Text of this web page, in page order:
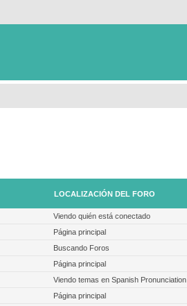
LOCALIZACIÓN DEL FORO
Viendo quién está conectado
Página principal
Buscando Foros
Página principal
Viendo temas en Spanish Pronunciation
Página principal